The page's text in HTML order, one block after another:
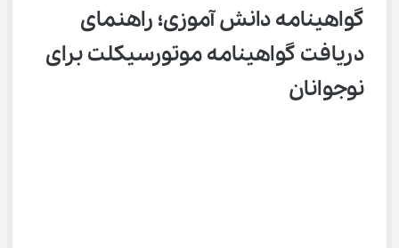
گواهینامه دانش آموزی؛ راهنمای
دریافت گواهینامه موتورسیکلت برای
نوجوانان